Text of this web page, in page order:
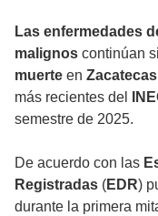
Las enfermedades
malignos continúan
muerte en Zacatecas
más recientes del
semestre de 2025.
De acuerdo con las
Registradas (EDR)
durante la primera